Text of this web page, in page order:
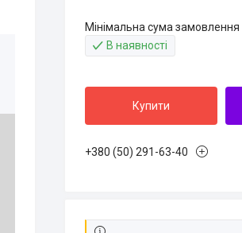
Мінімальна сума замовлення
В наявності
Купити
+380 (50) 291-63-40